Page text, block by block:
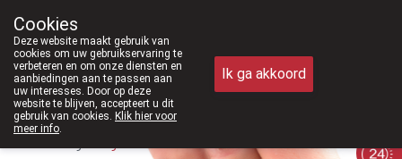
011/610300
Cookies
Deze website maakt gebruik van
cookies om uw gebruikservaring te
verbeteren en om onze diensten en
aanbiedingen aan te passen aan
uw interesses. Door op deze
website te blijven, accepteert u dit
gebruik van cookies. Klik hier voor
meer info.
Ik ga akkoord